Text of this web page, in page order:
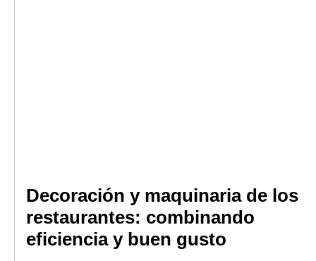
Decoración y maquinaria de los
restaurantes: combinando
eficiencia y buen gusto